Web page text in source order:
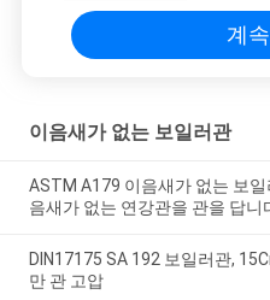
계
이음새가 없는 보일러관
ASTM A179 이음새가 없는 보
음새가 없는 연강관을 관을 답니
DIN17175 SA 192 보일러관,
만 관 고압